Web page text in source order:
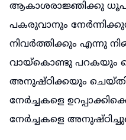
ആകാശരാജ്ഞിക്കു ധൂപം
പകരുവാനും
നിവർത്തിക്കും എന്നു
വായ്കൊണ്ടു
അനുഷ്ഠിക്കയും
നേർച്ചകളെ
നേർച്ചകളെ